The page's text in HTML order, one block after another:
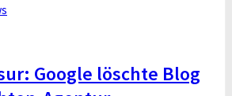
Google löschte Blog